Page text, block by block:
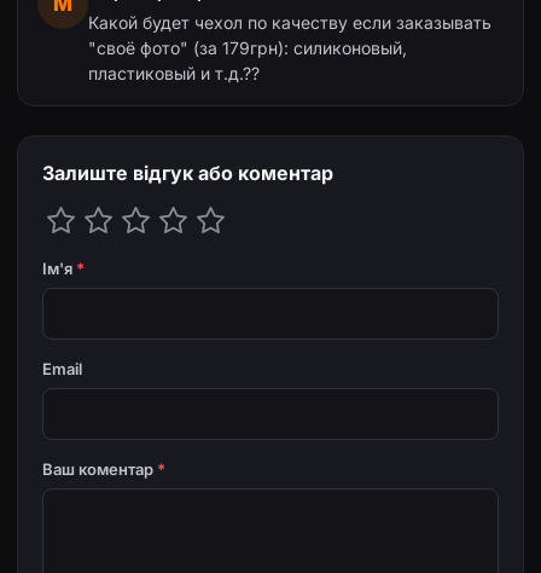
Какой будет чехол по качеству если заказывать
"своё фото" (за 179грн): силиконовый,
пластиковый и т.д.??
Залиште відгук або коментар
Ім'я *
Email
Ваш коментар *